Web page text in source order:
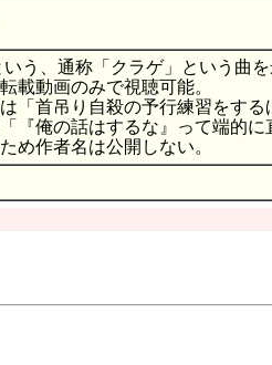
いう、通称「クラゲ」という曲
載動画のみで視聴可能。
「首吊り自殺の予行練習をする
『俺の話はするな』って端的
め作者名は公開しない。